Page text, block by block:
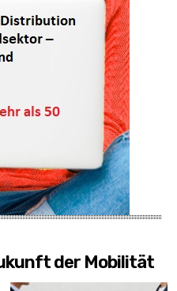
der Mobilität